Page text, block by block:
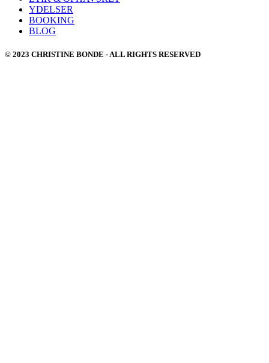
YDELSER
BOOKING
BLOG
© 2023 CHRISTINE BONDE - ALL RIGHTS RESERVED